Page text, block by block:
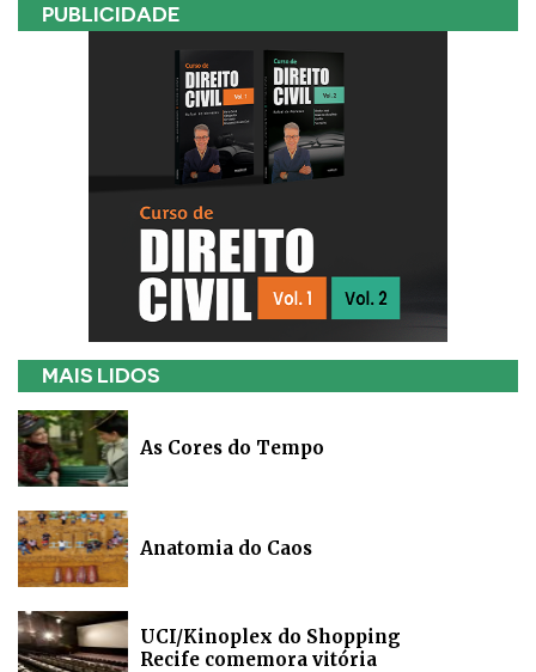
PUBLICIDADE
MAIS LIDOS
As Cores do Tempo
Anatomia do Caos
UCI/Kinoplex do Shopping
Recife comemora vitória